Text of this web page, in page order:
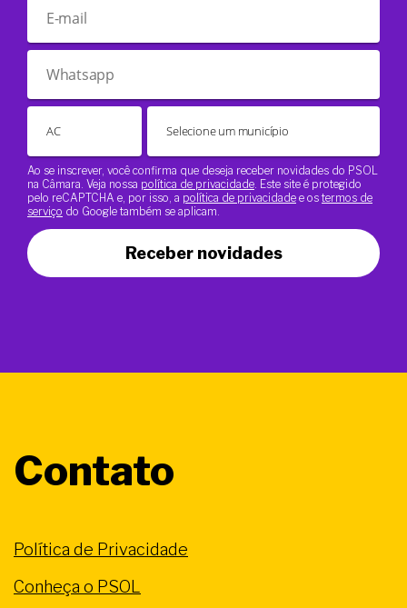
Ao se inscrever, você confirma que deseja receber novidades do PSOL
na Câmara. Veja nossa política de privacidade . Este site é protegido
pelo reCAPTCHA e, por isso, a política de privacidade e os termos de
serviço do Google também se aplicam.
Receber novidades
Contato
Política de Privacidade
Conheça o PSOL